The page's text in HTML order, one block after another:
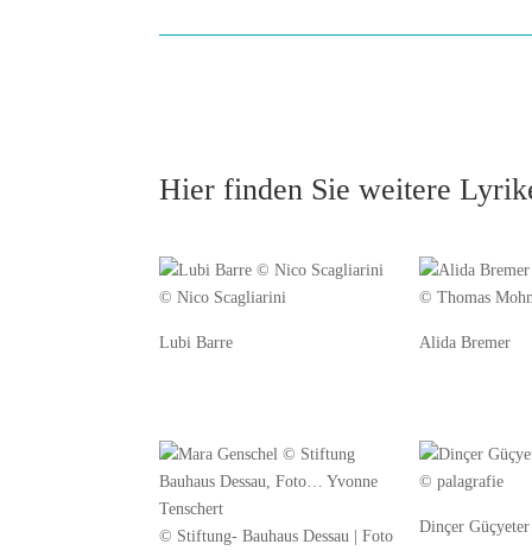
Hier finden Sie weitere
© Nico Scagliarini
Lubi Barre
© Thomas Mohn
Alida Bremer
© Stiftung- Bauhaus Dessau | Foto
© palagrafie
Dinçer Güçyeter